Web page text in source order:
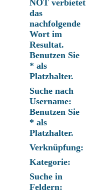
NOT verbietet
das
nachfolgende
Wort im
Resultat.
Benutzen Sie
* als
Platzhalter.
Suche nach
Username:
Benutzen Sie
* als
Platzhalter.
Verknüpfung:
Kategorie:
Suche in
Feldern: